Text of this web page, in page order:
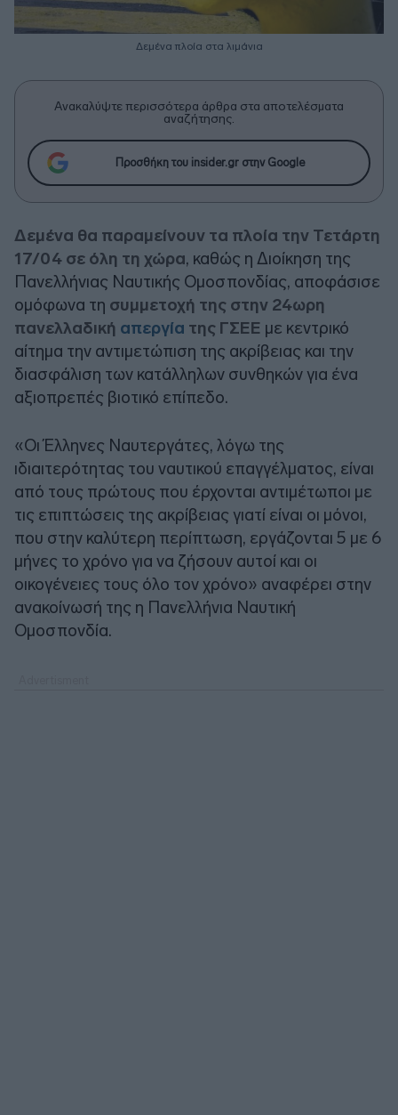
Δεμένα πλοία στα λιμάνια
Ανακαλύψτε περισσότερα άρθρα στα αποτελέσματα
αναζήτησης.
Προσθήκη του insider.gr στην Google
Δεμένα θα παραμείνουν τα πλοία την Τετάρτη
17/04 σε όλη τη χώρα, καθώς η Διοίκηση της
Πανελλήνιας Ναυτικής Ομοσπονδίας, αποφάσισε
ομόφωνα τη συμμετοχή της στην 24ωρη
πανελλαδική απεργία της ΓΣΕΕ με κεντρικό
αίτημα την αντιμετώπιση της ακρίβειας και την
διασφάλιση των κατάλληλων συνθηκών για ένα
αξιοπρεπές βιοτικό επίπεδο.
«Οι Έλληνες Ναυτεργάτες, λόγω της
ιδιαιτερότητας του ναυτικού επαγγέλματος, είναι
από τους πρώτους που έρχονται αντιμέτωποι με
τις επιπτώσεις της ακρίβειας γιατί είναι οι μόνοι,
που στην καλύτερη περίπτωση, εργάζονται 5 με 6
μήνες το χρόνο για να ζήσουν αυτοί και οι
οικογένειες τους όλο τον χρόνο» αναφέρει στην
ανακοίνωσή της η Πανελλήνια Ναυτική
Ομοσπονδία.